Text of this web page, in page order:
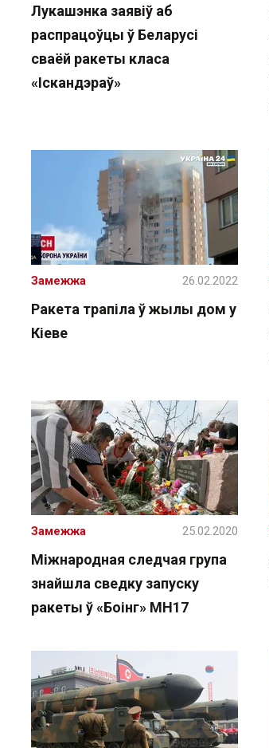
Лукашэнка заявіў аб
распрацоўцы ў Беларусі
сваёй ракеты класа
«Іскандэраў»
Ракета трапіла ў жылы дом у
Кіеве
Замежжа 26.02.2022
Міжнародная следчая група
знайшла сведку запуску
ракеты ў «Боінг» MH17
Замежжа 25.02.2020